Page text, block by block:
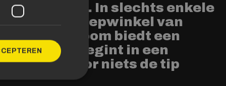
Bonbon’. In slechts enkele
uit de snoepwinkel van
escape room biedt een
dat begint in een
niet voor niets de tip